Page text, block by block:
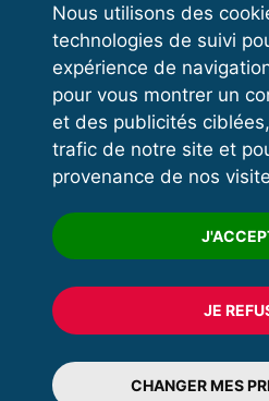
Nous utilisons des
technologies de suivi
expérience de
pour vous montrer un
et des publicités
trafic de notre site et
provenance de nos
JE
CHANGER MES
VOS
Espace
Espace
Trouver
© 2020 FFFORCE
Mentions
Plan du